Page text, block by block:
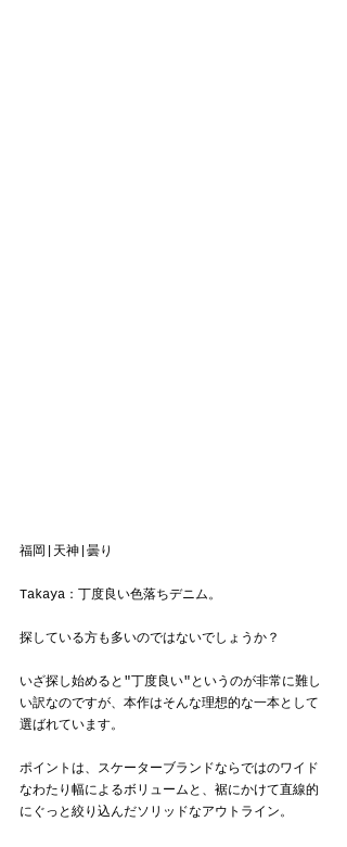
福岡|天神|曇り
Takaya：丁度良い色落ちデニム。
探している方も多いのではないでしょうか？
いざ探し始めると"丁度良い"というのが非常に難し
い訳なのですが、本作はそんな理想的な一本として
選ばれています。
ポイントは、スケーターブランドならではのワイド
なわたり幅によるボリュームと、裾にかけて直線的
にぐっと絞り込んだソリッドなアウトライン。